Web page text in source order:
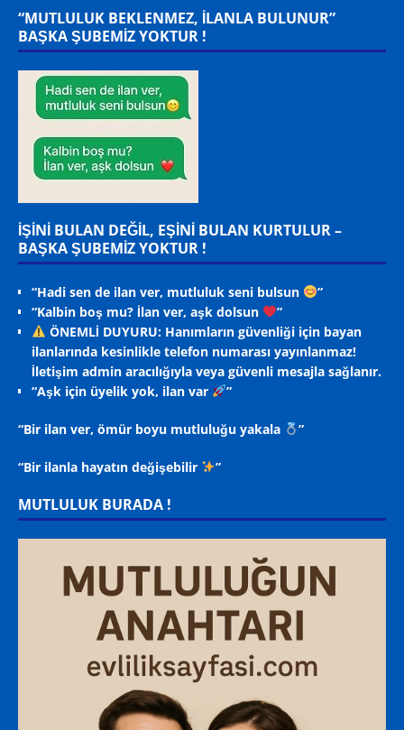
“MUTLULUK BEKLENMEZ, ILANLA BULUNUR”
BAŞKA ŞUBEMİZ YOKTUR !
İŞİNİ BULAN DEĞİL, EŞİNİ BULAN KURTULUR –
BAŞKA ŞUBEMİZ YOKTUR !
“Hadi sen de ilan ver, mutluluk seni bulsun
”
“Kalbin boş mu? İlan ver, aşk dolsun
”
ÖNEMLİ DUYURU: Hanımların güvenliği için bayan
ilanlarında kesinlikle telefon numarası yayınlanmaz!
İletişim admin aracılığıyla veya güvenli mesajla sağlanır.
“Aşk için üyelik yok, ilan var
”
“Bir ilan ver, ömür boyu mutluluğu yakala ”
“Bir ilanla hayatın değişebilir ”
MUTLULUK BURADA !